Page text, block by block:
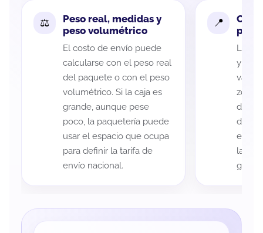
Peso real, medidas y
peso volumétrico
El costo de envío puede
calcularse con el peso real
del paquete o con el peso
volumétrico. Si la caja es
grande, aunque pese
poco, la paquetería puede
usar el espacio que ocupa
para definir la tarifa de
envío nacional.
La
y
variar
zona
de
de
eso
la
guía